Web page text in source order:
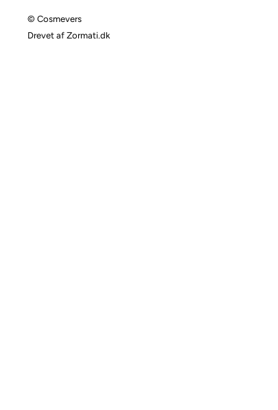
© Cosmevers
Drevet af Zormati.dk